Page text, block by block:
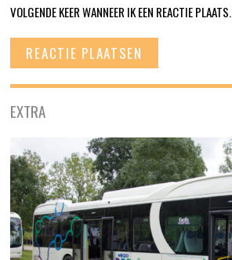
VOLGENDE KEER WANNEER IK EEN REACTIE PLAATS.
EXTRA